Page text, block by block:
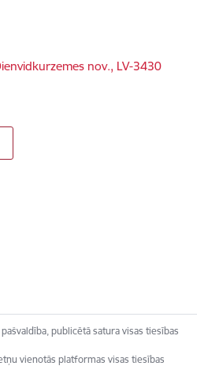
nov., LV-3430
publicētā satura visas tiesības
vienotās platformas visas tiesības